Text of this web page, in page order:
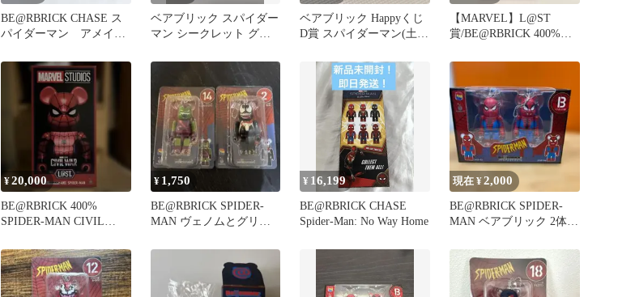
BE@RBRICK CHASE ス
パイダーマン アメイジ
ベアブリック スパイダー
マン シークレット グリ
ベアブリック Happyくじ
D賞 スパイダーマン(土日
【MARVEL】L@ST
賞/BE@RBRICK 400%
¥20,000
BE@RBRICK 400%
SPIDER-MAN CIVIL
¥ 1,750
BE@RBRICK SPIDER-
MAN ヴェノムとグリー
¥ 16,199
BE@RBRICK CHASE
Spider-Man: No Way Home
現在 ¥2,000
BE@RBRICK SPIDER-
MAN ベアブリック 2体セ